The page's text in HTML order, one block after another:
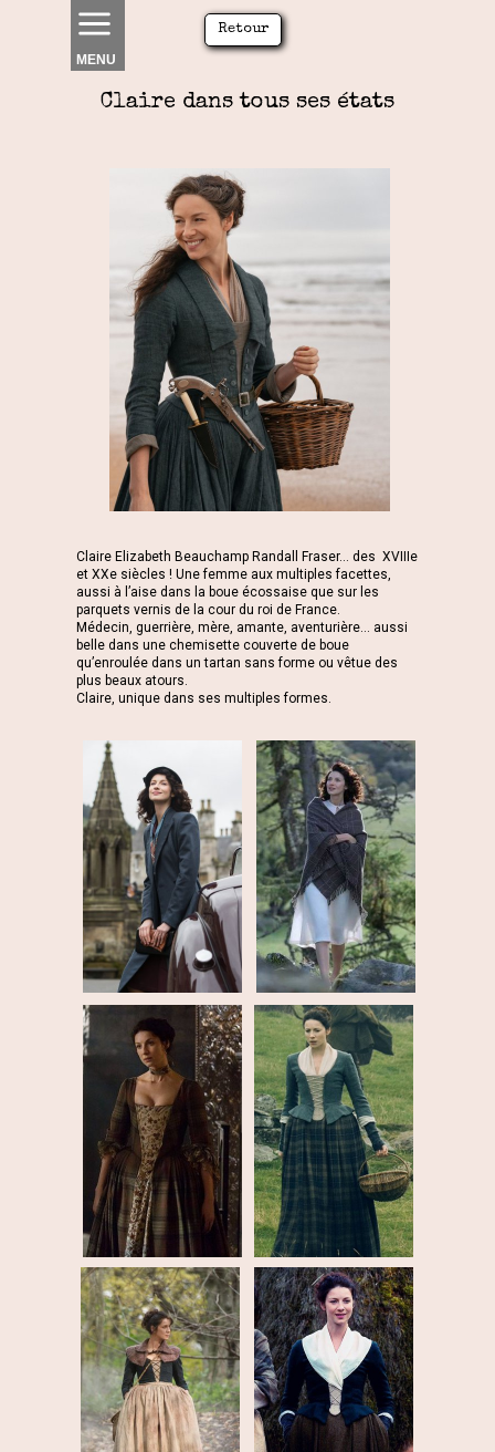
MENU
Claire Elizabeth Beauchamp Randall Fraser… des XVIIIe
et XXe siècles ! Une femme aux multiples facettes,
aussi à l’aise dans la boue écossaise que sur les
parquets vernis de la cour du roi de France.
Médecin, guerrière, mère, amante, aventurière… aussi
belle dans une chemisette couverte de boue
qu’enroulée dans un tartan sans forme ou vêtue des
plus beaux atours.
Claire, unique dans ses multiples formes.
Claire dans tous ses états
Retour